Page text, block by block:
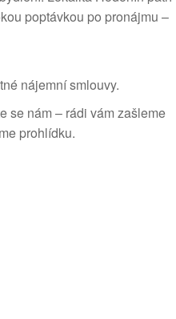
poptávkou po pronájmu –
nájemní smlouvy.
se nám – rádi vám zašleme
prohlídku.